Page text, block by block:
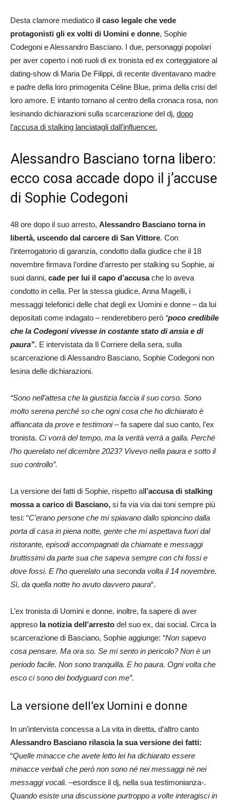
Desta clamore mediatico il caso legale che vede
protagonisti gli ex volti di Uomini e donne, Sophie
Codegoni e Alessandro Basciano. I due, personaggi popolari
per aver coperto i noti ruoli di ex tronista ed ex corteggiatore al
dating-show di Maria De Filippi, di recente diventavano madre
e padre della loro primogenita Céline Blue, prima della crisi del
loro amore. E intanto tornano al centro della cronaca rosa, non
lesinando dichiarazioni sulla scarcerazione del dj, dopo
l’accusa di stalking lanciatagli dall’influencer.
Alessandro Basciano torna libero:
ecco cosa accade dopo il j’accuse
di Sophie Codegoni
48 ore dopo il suo arresto, Alessandro Basciano torna in
libertà, uscendo dal carcere di San Vittore. Con
l’interrogatorio di garanzia, condotto dalla giudice che il 18
novembre firmava l’ordine d’arresto per stalking su Sophie, ai
suoi danni, cade per lui il capo d’accusache lo aveva
condotto in cella. Per la stessa giudice, Anna Magelli, i
messaggi telefonici delle chat degli ex Uomini e donne – da lui
depositati come indagato – renderebbero però “poco credibile
che la Codegoni vivesse in costante stato di ansia e di
paura”. E intervistata da Il Corriere della sera, sulla
scarcerazione di Alessandro Basciano, Sophie Codegoni non
lesina delle dichiarazioni.
“Sono nell’attesa che la giustizia faccia il suo corso. Sono
molto serena perché so che ogni cosa che ho dichiarato è
affiancata da prove e testimoni –fa sapere dal suo canto, l’ex
tronista. Ci vorrà del tempo, ma la verità verrà a galla. Perché
l’ho querelato nel dicembre 2023? Vivevo nella paura e sotto il
suo controllo”.
La versione dei fatti di Sophie, rispetto all’accusa di stalking
mossa a carico di Basciano, si fa via via dai toni sempre più
tesi: “C’erano persone che mi spiavano dallo spioncino dalla
porta di casa in piena notte, gente che mi aspettava fuori dal
ristorante, episodi accompagnati da chiamate e messaggi
bruttissimi da parte sua che sapeva sempre con chi fossi e
dove fossi. E l’ho querelato una seconda volta il 14 novembre.
Sì, da quella notte ho avuto davvero paura“.
L’ex tronista di Uomini e donne, inoltre, fa sapere di aver
appreso la notizia dell’arresto del suo ex, dai social. Circa la
scarcerazione di Basciano, Sophie aggiunge: “Non sapevo
cosa pensare. Ma ora so. Se mi sento in pericolo? Non è un
periodo facile. Non sono tranquilla. E ho paura. Ogni volta che
esco ci sono dei bodyguard con me”.
La versione dell’ex Uomini e donne
In un’intervista concessa a La vita in diretta, d’altro canto
Alessandro Basciano rilascia la sua versione dei fatti:
“Quelle minacce che avete letto lei ha dichiarato essere
minacce verbali che però non sono né nei messaggi né nei
messaggi vocali. –esordisce il dj, nella sua testimonianza-.
Quando esiste una discussione purtroppo a volte interagisci in